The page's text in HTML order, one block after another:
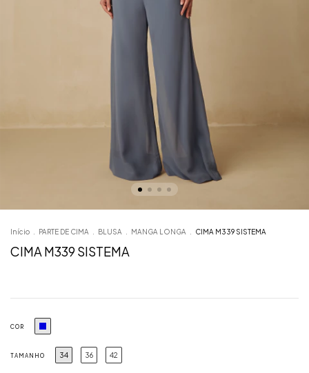
Início PARTE DE CIMA BLUSA MANGA LONGA CIMA M339 SISTEMA
CIMA M339 SISTEMA
COR
TAMANHO 34 36 42